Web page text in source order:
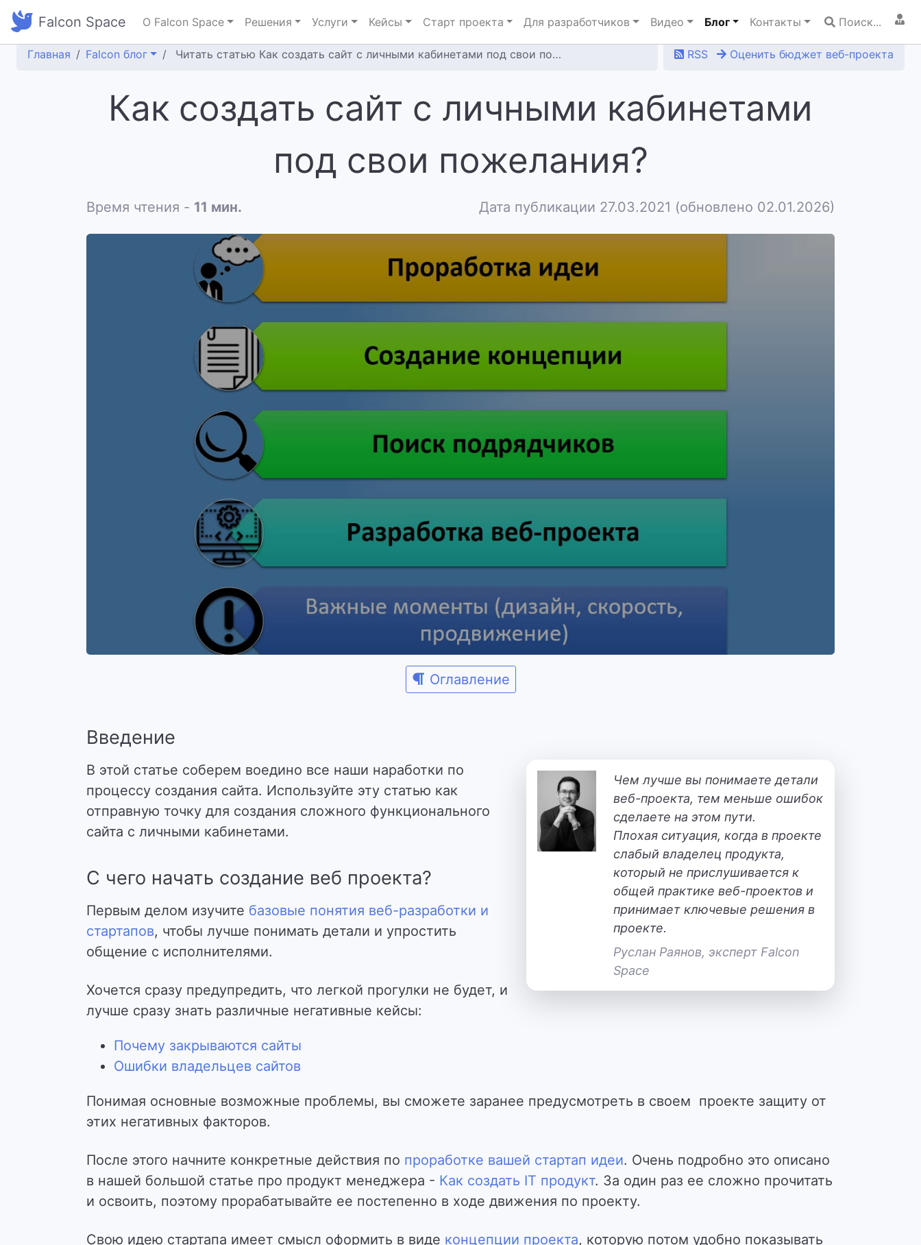
Falcon Space О Falcon Space Решения Услуги Кейсы Старт проекта Для разработчиков Видео Блог Контакты Поиск...
RSS Оценить бюджет веб-проекта
Главная Falcon блог Читать статью Как создать сайт с личными кабинетами под свои пожелания?
Как создать сайт с личными кабинетами
под свои пожелания?
Время чтения - 11 мин. Дата публикации 27.03.2021 (обновлено 02.01.2026)
Оглавление
Введение
Чем лучше вы понимаете детали
веб-проекта, тем меньше ошибок
сделаете на этом пути.
Плохая ситуация, когда в проекте
слабый владелец продукта,
который не прислушивается к
общей практике веб-проектов и
принимает ключевые решения в
проекте.
Руслан Раянов, эксперт Falcon
Space
В этой статье соберем воедино все наши наработки по
процессу создания сайта. Используйте эту статью как
отправную точку для создания сложного функционального
сайта с личными кабинетами.
С чего начать создание веб проекта?
Первым делом изучите базовые понятия веб-разработки и
стартапов, чтобы лучше понимать детали и упростить
общение с исполнителями.
Хочется сразу предупредить, что легкой прогулки не будет, и
лучше сразу знать различные негативные кейсы:
Почему закрываются сайты
Ошибки владельцев сайтов
Понимая основные возможные проблемы, вы сможете заранее предусмотреть в своем проекте защиту от
этих негативных факторов.
После этого начните конкретные действия по проработке вашей стартап идеи. Очень подробно это описано
в нашей большой статье про продукт менеджера - Как создать IT продукт. За один раз ее сложно прочитать
и освоить, поэтому прорабатывайте ее постепенно в ходе движения по проекту.
Свою идею стартапа имеет смысл оформить в виде концепции проекта, которую потом удобно показывать